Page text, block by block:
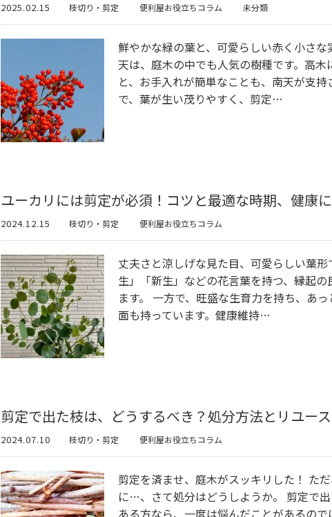
2025.02.15 枝切り・剪定 便利屋お役立ちコラム 未分類
鮮やかな緑の葉と、可愛らしい赤く小さ
天は、庭木の中でも人気の樹種です。高
と、お手入れが簡単なことも、南天が支
で、葉が生い茂りやすく、剪定…
ユーカリには剪定が必須！コツと最適な時期、健康
2024.12.15 枝切り・剪定 便利屋お役立ちコラム
丈夫さと涼しげな見た目、可愛らしい葉
生」「新生」などの花言葉を持つ、縁起
ます。 一方で、旺盛な生育力を持ち、あ
面も持っています。健康維持…
剪定で出た枝は、どうするべき？処分方法とリユー
2024.07.10 枝切り・剪定 便利屋お役立ちコラム
剪定を済ませ、庭木がスッキリした！ た
に…、さて処分はどうしようか。 剪定で
ある方なら、一度は悩んだことがあるの